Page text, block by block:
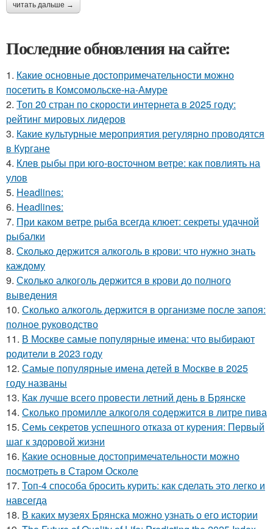
читать дальше →
Последние обновления на сайте:
1. Какие основные достопримечательности можно
посетить в Комсомольске-на-Амуре
2. Топ 20 стран по скорости интернета в 2025 году:
рейтинг мировых лидеров
3. Какие культурные мероприятия регулярно проводятся
в Кургане
4. Клев рыбы при юго-восточном ветре: как повлиять на
улов
5. Headlines:
6. Headlines:
7. При каком ветре рыба всегда клюет: секреты удачной
рыбалки
8. Сколько держится алкоголь в крови: что нужно знать
каждому
9. Сколько алкоголь держится в крови до полного
выведения
10. Сколько алкоголь держится в организме после запоя:
полное руководство
11. В Москве самые популярные имена: что выбирают
родители в 2023 году
12. Самые популярные имена детей в Москве в 2025
году названы
13. Как лучше всего провести летний день в Брянске
14. Сколько промилле алкоголя содержится в литре пива
15. Семь секретов успешного отказа от курения: Первый
шаг к здоровой жизни
16. Какие основные достопримечательности можно
посмотреть в Старом Осколе
17. Топ-4 способа бросить курить: как сделать это легко и
навсегда
18. В каких музеях Брянска можно узнать о его истории